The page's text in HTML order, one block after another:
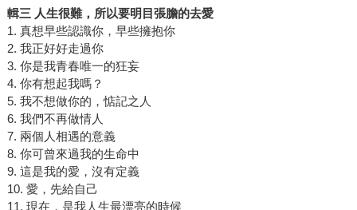
輯三 人生很難，所以要明目張膽的去愛
1. 真想早些認識你，早些擁抱你
2. 我正好好走過你
3. 你是我青春唯一的狂妄
4. 你有想起我嗎？
5. 我不想做你的，惦記之人
6. 我們不再做情人
7. 兩個人相遇的意義
8. 你可曾來過我的生命中
9. 這是我的愛，沒有定義
10. 愛，先給自己
11. 現在，是我人生最漂亮的時候